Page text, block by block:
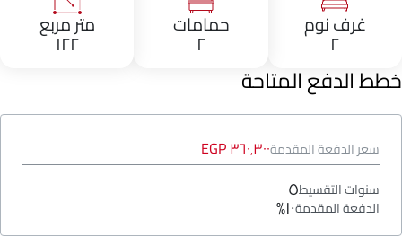
غرف نوم
٢
حمامات
٢
متر مربع
١٢٢
خطط الدفع المتاحة
سعر الدفعة المقدمة٣٦٠٬٣٠٠ EGP
سنوات التقسيط٥
الدفعة المقدمة١٠%